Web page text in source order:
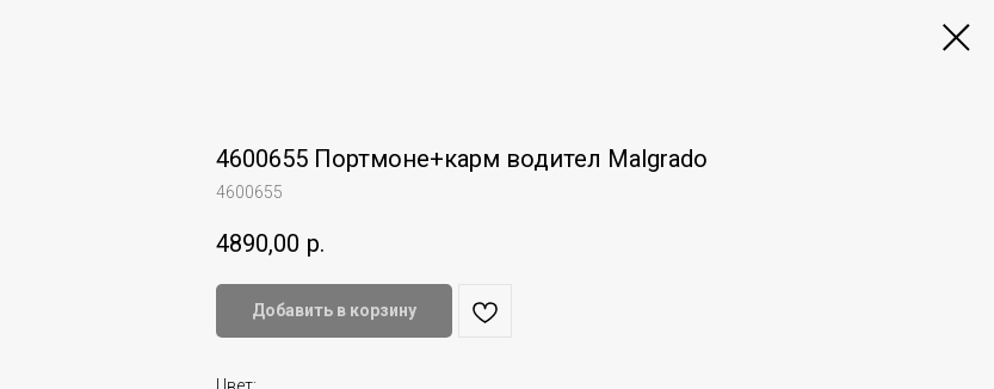
4600655 Портмоне+карм водител Malgrado
4600655
4890,00 р.
Добавить в корзину